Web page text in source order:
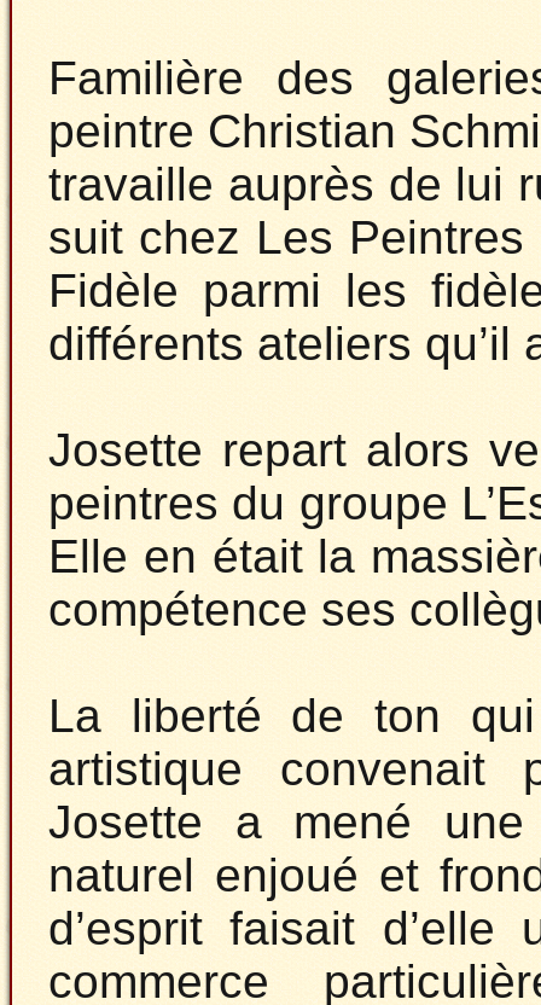
Familière des
peintre Christian
travaille auprès de lui
suit chez Les Peintres
Fidèle parmi les
différents ateliers qu’il
Josette repart alors
peintres du groupe
Elle en était la
compétence ses
La liberté de ton
artistique convenait
Josette a mené
naturel enjoué et
d’esprit faisait d’elle
commerce